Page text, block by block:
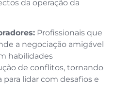
da operação da
Profissionais que
a negociação amigável
habilidades
de conflitos, tornando
lidar com desafios e